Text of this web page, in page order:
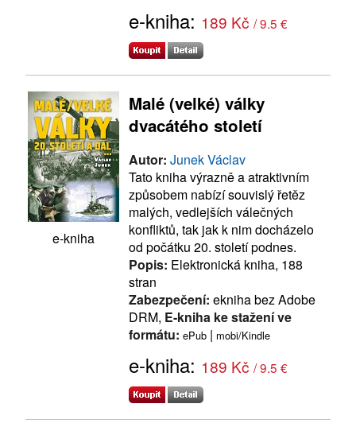
e-kniha: 189 Kč / 9.5 €
e-kniha
Malé (velké) války
dvacátého století
Autor: Junek Václav
Tato kniha výrazně a atraktivním
způsobem nabízí souvislý řetěz
malých, vedlejších válečných
konfliktů, tak jak k nim docházelo
od počátku 20. století podnes.
Popis: Elektronická kniha, 188
stran
Zabezpečení: ekniha bez Adobe
DRM, E-kniha ke stažení ve
formátu: ePub | mobi/Kindle
e-kniha: 189 Kč / 9.5 €